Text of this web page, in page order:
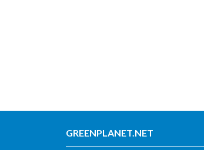
GREENPLANET.NET